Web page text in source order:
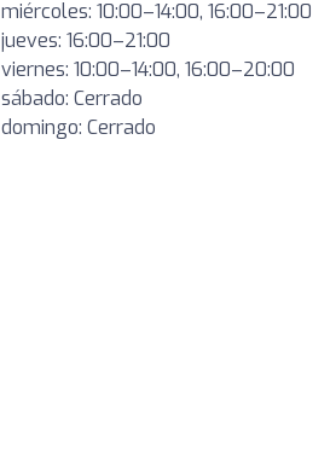
miércoles: 10:00–14:00, 16:00–21:00
jueves: 16:00–21:00
viernes: 10:00–14:00, 16:00–20:00
sábado: Cerrado
domingo: Cerrado